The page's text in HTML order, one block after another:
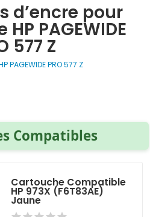
d’encre pour
PAGEWIDE
577 Z
PAGEWIDE PRO 577 Z
Compatibles
Cartouche Compatible
HP 973X (F6T83AE)
Jaune